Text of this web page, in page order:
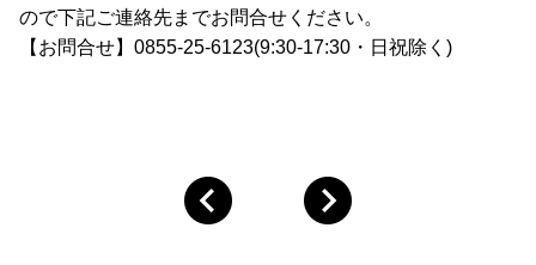
ので下記ご連絡先までお問合せください。
【お問合せ】0855-25-6123(9:30-17:30・日祝除く)